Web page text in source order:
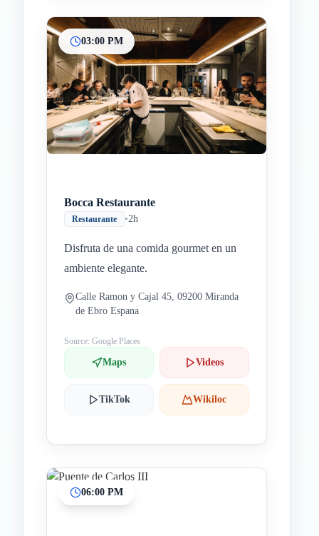
03:00 PM
Bocca Restaurante
Restaurante •2h
Disfruta de una comida gourmet en un
ambiente elegante.
Calle Ramon y Cajal 45, 09200 Miranda
de Ebro Espana
Source: Google Places
Maps Videos
TikTok Wikiloc
06:00 PM